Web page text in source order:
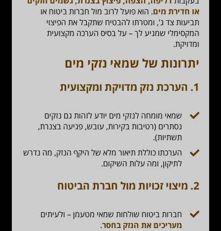
או חדירת מים. הוא פועל לרוב מול חברות ביטוח או
תביעות צד ג’, ומטרתו להבטיח שתקבל את הפיצוי
המקסימלי שמגיע לך – על בסיס הערכה מקצועית
ומדויקת.
יתרונות של שמאי נזקי מים
1. הערכת נזק מדויקת ומקצועית
שמאי מומחה לנזקי מים יודע לזהות גם נזקים
נסתרים (רטיבות בקירות, עובש, פגיעה בצנרת,
תשתיות).
הערכתו כוללת תיאור מלא של היקף הנזק, מה נדרש
לתיקון, ומה עלות השיקום.
2. מיצוי זכויות מול חברת הביטוח
חברות ביטוח שולחות שמאי מטעמן – ולעיתים
מעריכים את הנזק בחסר.